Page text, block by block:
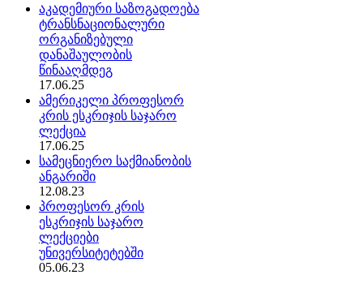
აკადემიური საზოგადოება
ტრანსნაციონალური
ორგანიზებული
დანაშაულობის
წინააღმდეგ
17.06.25
ამერიკელი პროფესორ
კრის ესკრიჯის საჯარო
ლექცია
17.06.25
სამეცნიერო საქმიანობის
ანგარიში
12.08.23
პროფესორ კრის
ესკრიჯის საჯარო
ლექციები
უნივერსიტეტებში
05.06.23